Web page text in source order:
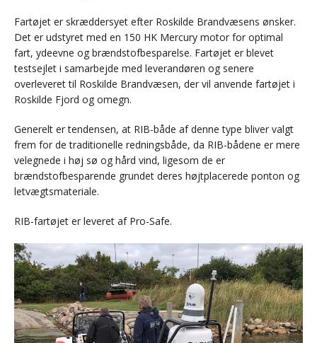
Fartøjet er skræddersyet efter Roskilde Brandvæsens ønsker.
Det er udstyret med en 150 HK Mercury motor for optimal
fart, ydeevne og brændstofbesparelse. Fartøjet er blevet
testsejlet i samarbejde med leverandøren og senere
overleveret til Roskilde Brandvæsen, der vil anvende fartøjet i
Roskilde Fjord og omegn.
Generelt er tendensen, at RIB-både af denne type bliver valgt
frem for de traditionelle redningsbåde, da RIB-bådene er mere
velegnede i høj sø og hård vind, ligesom de er
brændstofbesparende grundet deres højtplacerede ponton og
letvægtsmateriale.
RIB-fartøjet er leveret af Pro-Safe.